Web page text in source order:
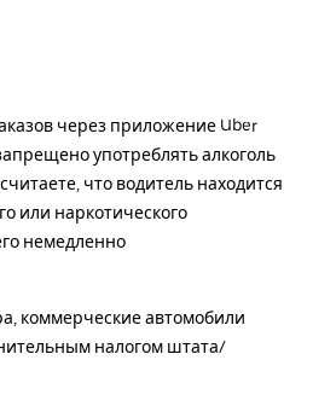
через приложение Uber
употреблять алкоголь
что водитель находится
или наркотического
немедленно
коммерческие автомобили
налогом штата/